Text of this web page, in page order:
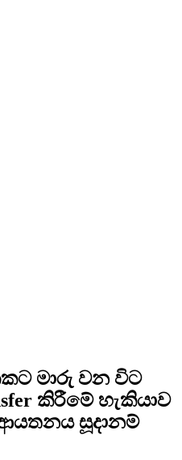
මාරු වන විට
කිරීමේ හැකියාව
ආයතනය සූදානම්